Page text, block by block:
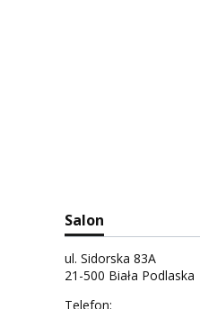
Salon
ul. Sidorska 83A
21-500 Biała Podlaska
Telefon: